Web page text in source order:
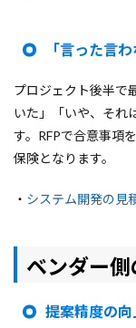
「言った言
プロジェクト後半で
いた」「いや、それ
す。RFPで合意事項
保険となります。
・ システム開発の見
ベンダー
提案精度の向